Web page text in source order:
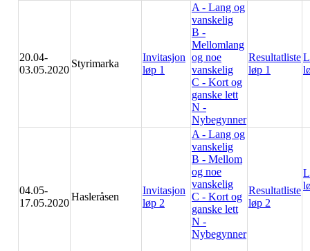
20.04-
03.05.2020
Styrimarka
Invitasjon
løp 1
A - Lang og
vanskelig
B -
Mellomlang
og noe
vanskelig
C - Kort og
ganske lett
N -
Nybegynner
Resultatliste
løp 1
04.05-
17.05.2020
Hasleråsen
Invitasjon
løp 2
A - Lang og
vanskelig
B - Mellom
og noe
vanskelig
C - Kort og
ganske lett
N -
Nybegynner
Resultatliste
løp 2